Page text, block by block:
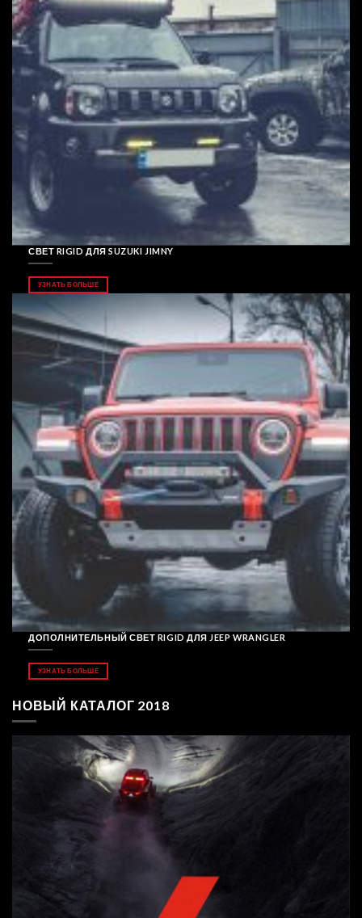
СВЕТ RIGID ДЛЯ SUZUKI JIMNY
УЗНАТЬ БОЛЬШЕ
ДОПОЛНИТЕЛЬНЫЙ СВЕТ RIGID ДЛЯ JEEP WRANGLER
УЗНАТЬ БОЛЬШЕ
НОВЫЙ КАТАЛОГ 2018